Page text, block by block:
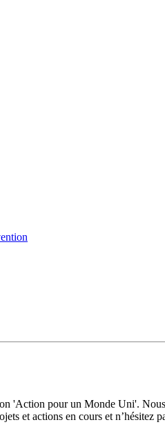
'Action pour un Monde Uni'.
et actions en cours et